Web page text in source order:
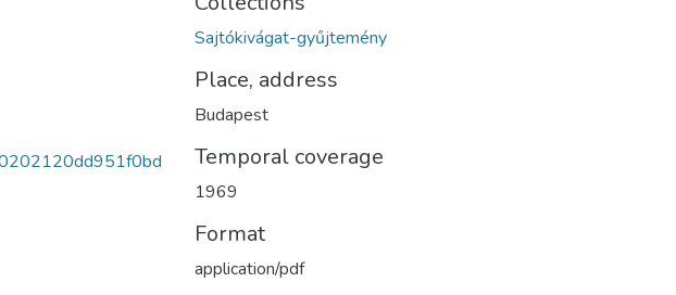
Sajtókivágat-gyűjtemény
Place, address
Budapest
Temporal coverage
1969
Format
application/pdf